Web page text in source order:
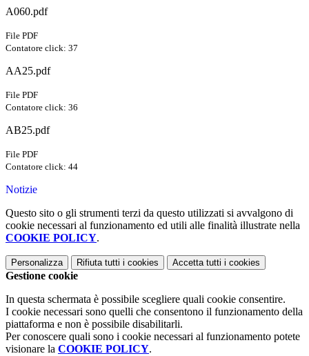
A060.pdf
File PDF
Contatore click: 37
AA25.pdf
File PDF
Contatore click: 36
AB25.pdf
File PDF
Contatore click: 44
Notizie
Questo sito o gli strumenti terzi da questo utilizzati si avvalgono di
cookie necessari al funzionamento ed utili alle finalità illustrate nella
COOKIE POLICY.
Personalizza Rifiuta tutti i cookies Accetta tutti i cookies
Gestione cookie
In questa schermata è possibile scegliere quali cookie consentire.
I cookie necessari sono quelli che consentono il funzionamento della
piattaforma e non è possibile disabilitarli.
Per conoscere quali sono i cookie necessari al funzionamento potete
visionare la COOKIE POLICY.